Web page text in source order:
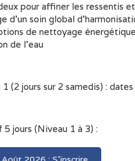
pour affiner les ressentis
d’un soin global
de nettoyage
de l’eau
jours sur 2 samedis) : dates
jours (Niveau 1 à 3) :